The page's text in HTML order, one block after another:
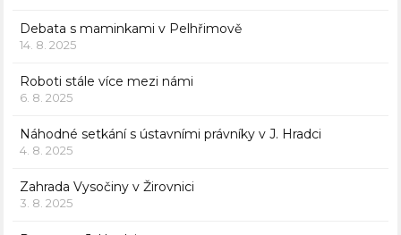
Debata s maminkami v Pelhřimově
14. 8. 2025
Roboti stále více mezi námi
6. 8. 2025
Náhodné setkání s ústavními právníky v J. Hradci
4. 8. 2025
Zahrada Vysočiny v Žirovnici
3. 8. 2025